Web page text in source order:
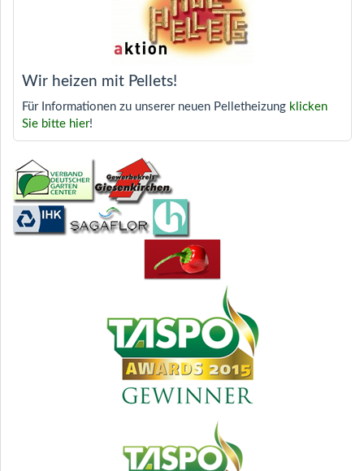
Wir heizen mit Pellets!
Für Informationen zu unserer neuen Pelletheizung klicken
Sie bitte hier!